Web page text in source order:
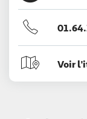
Voir